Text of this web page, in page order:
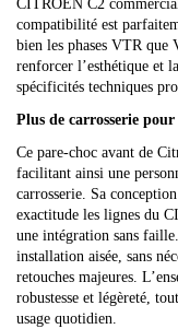
CITROEN C2
compatibilité est
bien les phases VTR que
renforcer l’esthétique et
spécificités techniques
Plus de carrosserie
Ce pare-choc avant de
facilitant ainsi une
carrosserie. Sa
exactitude les lignes du
une intégration sans
installation aisée, sans
retouches majeures.
robustesse et légèreté,
usage quotidien.